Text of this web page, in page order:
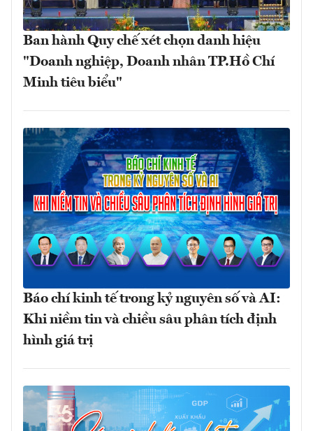
Ban hành Quy chế xét chọn danh hiệu
"Doanh nghiệp, Doanh nhân TP.Hồ Chí
Minh tiêu biểu"
Báo chí kinh tế trong kỷ nguyên số và AI:
Khi niềm tin và chiều sâu phân tích định
hình giá trị